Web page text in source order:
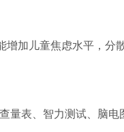
加儿童焦虑水平，分
量表、智力测试、脑电